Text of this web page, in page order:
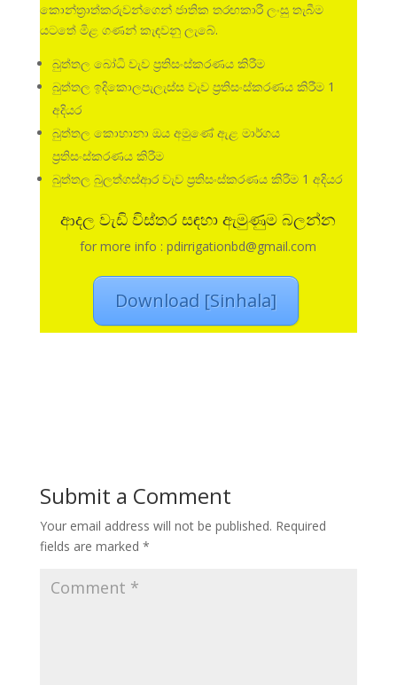
කොන්ත්‍රාත්කරුවන්ගෙන් ජාතික තරඟකාරී ලංසු තැබීම
යටතේ මිළ ගණන් කැඳවනු ලැබේ.
බුත්තල බෝධි වැව ප්‍රතිසංස්කරණය කිරීම
බුත්තල ඉදිකොලපැලැස්ස වැව ප්‍රතිසංස්කරණය කිරීම 1
අදියර
බුත්තල කොහානා ඔය අමුණේ ඇළ මාර්ගය
ප්‍රතිසංස්කරණය කිරීම
බුත්තල බුලත්ගස්ආර වැව ප්‍රතිසංස්කරණය කිරීම 1 අදියර
ආදල වැඩි විස්තර සඳහා ඇමුණුම බලන්න
for more info : pdirrigationbd@gmail.com
Download [Sinhala]
Submit a Comment
Your email address will not be published. Required
fields are marked *